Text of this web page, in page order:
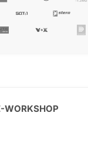
WORKSHOP